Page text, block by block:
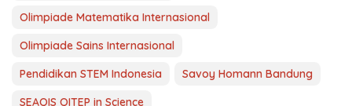
Olimpiade Matematika Internasional
Olimpiade Sains Internasional
Pendidikan STEM Indonesia
Savoy Homann Bandung
SEAQIS QITEP in Science